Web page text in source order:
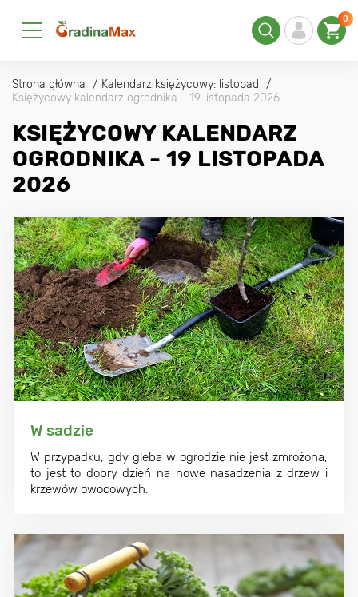
0
Strona główna
Kalendarz księżycowy: listopad
Księżycowy kalendarz ogrodnika - 19 listopada 2026
KSIĘŻYCOWY KALENDARZ
OGRODNIKA - 19 LISTOPADA
2026
W sadzie
W przypadku, gdy gleba w ogrodzie nie jest zmrożona,
to jest to dobry dzień na nowe nasadzenia z drzew i
krzewów owocowych.